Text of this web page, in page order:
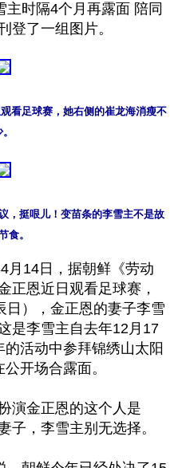
时隔4个月再露面 陪同
看足球赛，她右侧的崔龙海消瘦不
，挺哏儿！变苗条的李雪主不是故
食。
月14日，据朝鲜《劳动
正恩近日观看足球赛，
日），金正恩的妻子李雪
是李雪主自去年12月17
活动中参拜锦绣山太阳
开场合露面。
演金正恩的这个人是
子，李雪主别无选择。